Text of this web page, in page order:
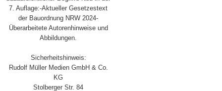
7. Auflage:-Aktueller Gesetzestext
der Bauordnung NRW 2024-
Überarbeitete Autorenhinweise und
Abbildungen.
Sicherheitshinweis:
Rudolf Müller Medien GmbH & Co.
KG
Stolberger Str. 84